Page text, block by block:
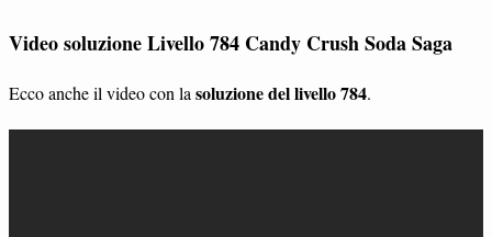
Video soluzione Livello 784 Candy Crush Soda Saga
Ecco anche il video con la soluzione del livello 784.